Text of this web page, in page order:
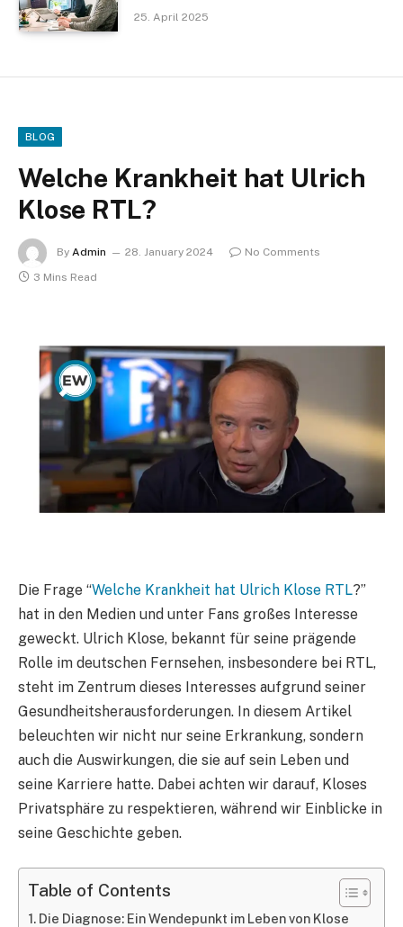
25. April 2025
BLOG
Welche Krankheit hat Ulrich
Klose RTL?
By Admin 28. January 2024
No Comments
3 Mins Read
Die Frage “Welche Krankheit hat Ulrich Klose RTL?”
hat in den Medien und unter Fans großes Interesse
geweckt. Ulrich Klose, bekannt für seine prägende
Rolle im deutschen Fernsehen, insbesondere bei RTL,
steht im Zentrum dieses Interesses aufgrund seiner
Gesundheitsherausforderungen. In diesem Artikel
beleuchten wir nicht nur seine Erkrankung, sondern
auch die Auswirkungen, die sie auf sein Leben und
seine Karriere hatte. Dabei achten wir darauf, Kloses
Privatsphäre zu respektieren, während wir Einblicke in
seine Geschichte geben.
Table of Contents
Die Diagnose: Ein Wendepunkt im Leben von Klose